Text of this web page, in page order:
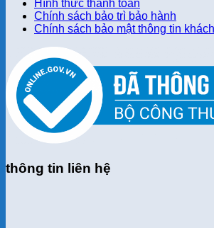
Hình thức thanh toán
Chính sách bảo trì bảo hành
Chính sách bảo mật thông tin
thông tin liên hệ